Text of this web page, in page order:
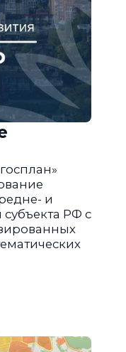
и
РФ с